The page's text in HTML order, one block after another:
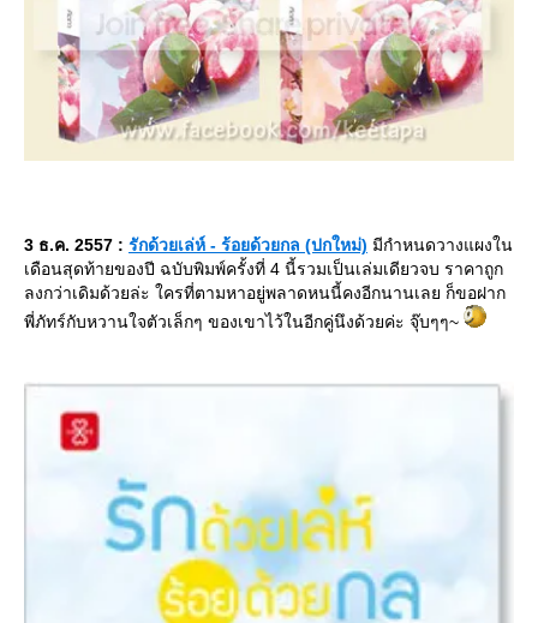
3 ธ.ค. 2557 : รักด้วยเล่ห์ - ร้อยด้วยกล (ปกใหม่) มีกำหนดวางแผงใน
เดือนสุดท้ายของปี ฉบับพิมพ์ครั้งที่ 4 นี้รวมเป็นเล่มเดียวจบ ราคาถูก
ลงกว่าเดิมด้วยล่ะ ใครที่ตามหาอยู่พลาดหนนี้คงอีกนานเลย ก็ขอฝาก
พี่ภัทร์กับหวานใจตัวเล็กๆ ของเขาไว้ในอีกคู่นึงด้วยค่ะ จุ๊บๆๆ~